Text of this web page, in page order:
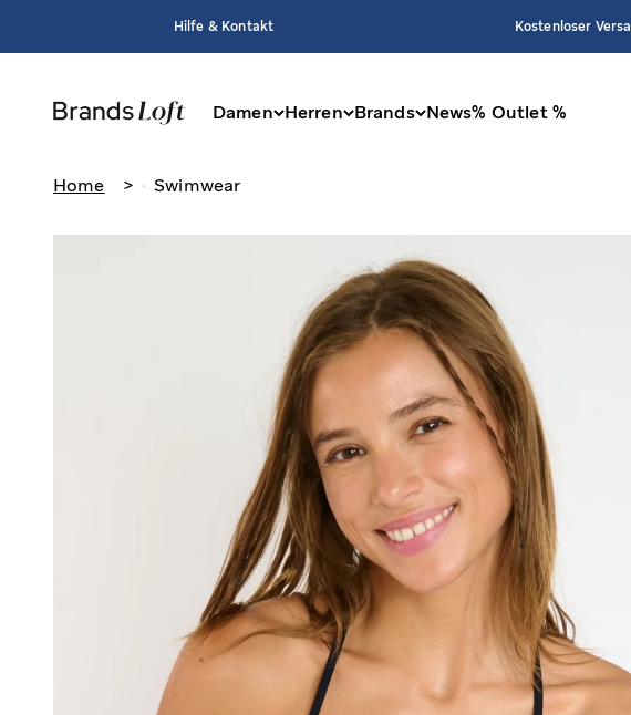
Hilfe & Kontakt Kostenloser
Damen Herren Brands News% Outlet %
BrandsLoft
Home > Swimwear